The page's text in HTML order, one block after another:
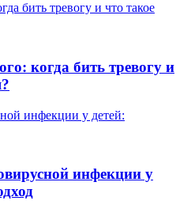
бить тревогу и что такое
когда бить тревогу и
инфекции у детей:
инфекции у